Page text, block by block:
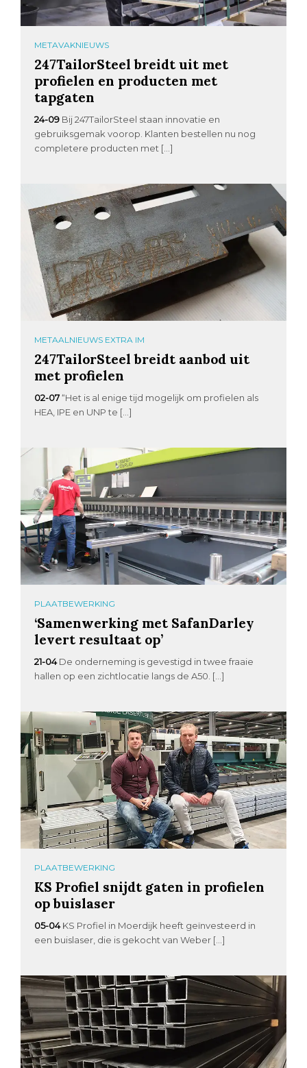
METAVAKNIEUWS
247TailorSteel breidt uit met
profielen en producten met
tapgaten
24-09 Bij 247TailorSteel staan innovatie en
gebruiksgemak voorop. Klanten bestellen nu nog
completere producten met […]
METAALNIEUWS EXTRA IM
247TailorSteel breidt aanbod uit
met profielen
02-07 “Het is al enige tijd mogelijk om profielen als
HEA, IPE en UNP te […]
PLAATBEWERKING
‘Samenwerking met SafanDarley
levert resultaat op’
21-04 De onderneming is gevestigd in twee fraaie
hallen op een zichtlocatie langs de A50. […]
PLAATBEWERKING
KS Profiel snijdt gaten in profielen
op buislaser
05-04 KS Profiel in Moerdijk heeft geïnvesteerd in
een buislaser, die is gekocht van Weber […]